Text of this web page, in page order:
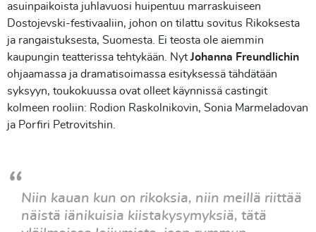
asuinpaikoista juhlavuosi huipentuu marraskuiseen
Dostojevski-festivaaliin, johon on tilattu sovitus Rikoksesta
ja rangaistuksesta, Suomesta. Ei teosta ole aiemmin
kaupungin teatterissa tehtykään. NytJohanna Freundlichin
ohjaamassa ja dramatisoimassa esityksessä tähdätään
syksyyn, toukokuussa ovat olleet käynnissä castingit
kolmeen rooliin: Rodion Raskolnikovin, Sonia Marmeladovan
ja Porfiri Petrovitshin.
Niin kauan kun on rikoksia, niin meillä riittää
näistä iänikuisia kiistakysymyksiä, tätä